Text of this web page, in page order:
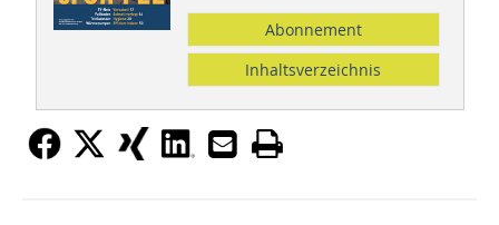
Abonnement
Inhaltsverzeichnis